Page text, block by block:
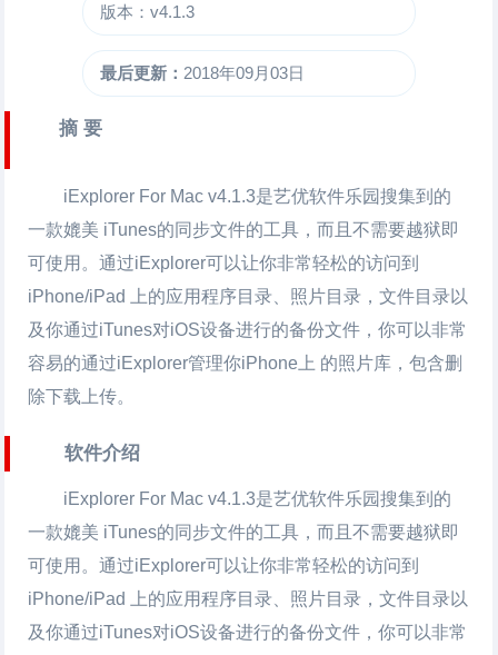
版本：v4.1.3
最后更新： 2018年09月03日
摘 要
iExplorer For Mac v4.1.3是艺优软件乐园搜集到的
一款媲美 iTunes的同步文件的工具，而且不需要越狱即
可使用。通过iExplorer可以让你非常轻松的访问到
iPhone/iPad 上的应用程序目录、照片目录，文件目录以
及你通过iTunes对iOS设备进行的备份文件，你可以非常
容易的通过iExplorer管理你iPhone上 的照片库，包含删
除下载上传。
软件介绍
iExplorer For Mac v4.1.3是艺优软件乐园搜集到的
一款媲美 iTunes的同步文件的工具，而且不需要越狱即
可使用。通过iExplorer可以让你非常轻松的访问到
iPhone/iPad 上的应用程序目录、照片目录，文件目录以
及你通过iTunes对iOS设备进行的备份文件，你可以非常